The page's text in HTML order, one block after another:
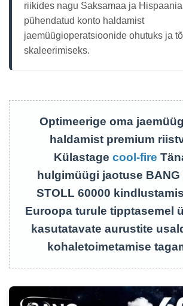
riikides nagu Saksamaa ja
pühendatud konto haldamist
jaemüügioperatsioonide ohutuks ja
skaleerimiseks.
Optimeerige oma
haldamist premium
Külastage cool-fire
hulgimüügi jaotuse BANG
STOLL 60000
Euroopa turule tipptasemel
kasutatavate aurustite
kohaletoimetamise